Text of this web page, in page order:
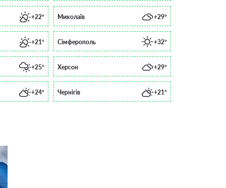
+22° Миколаїв +29°
+21° Сімферополь +32°
+25° Херсон +29°
+24° Чернігів +21°